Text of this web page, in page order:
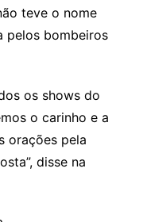
teve o nome
pelos bombeiros
os shows do
o carinho e a
orações pela
disse na